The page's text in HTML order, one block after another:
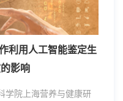
利用人工智能鉴定生
影响
学院上海营养与健康研